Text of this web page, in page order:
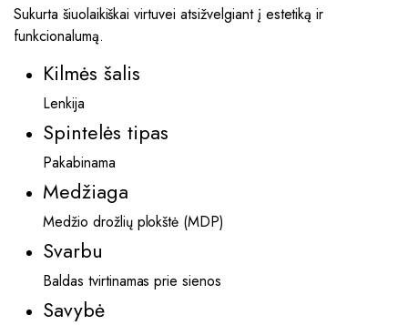
Sukurta šiuolaikiškai virtuvei atsižvelgiant į estetiką ir
funkcionalumą.
Kilmės šalis
Lenkija
Spintelės tipas
Pakabinama
Medžiaga
Medžio drožlių plokštė (MDP)
Svarbu
Baldas tvirtinamas prie sienos
Savybė